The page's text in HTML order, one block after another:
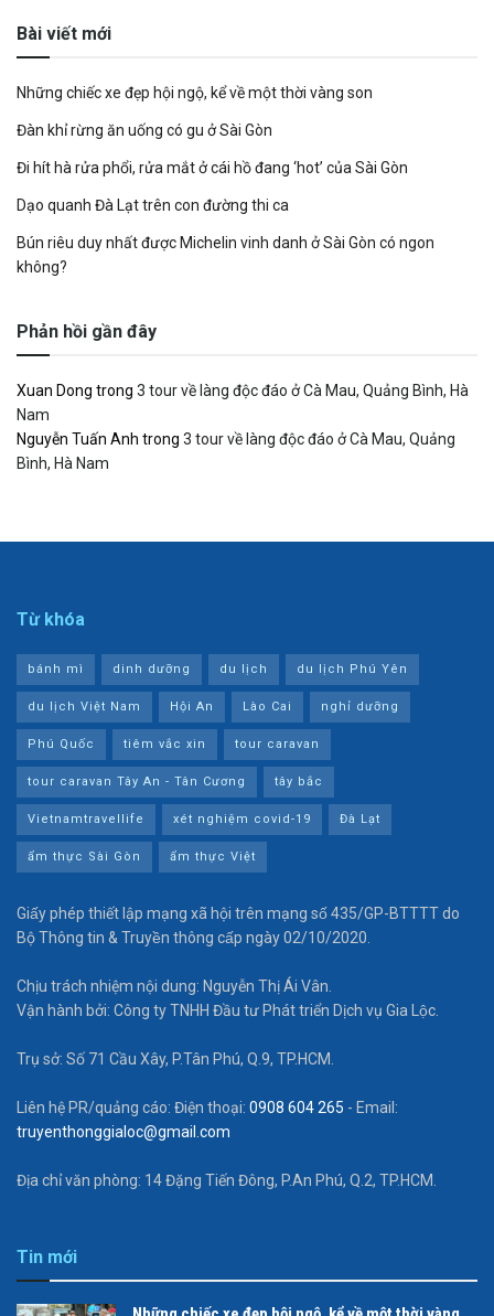
Bài viết mới
Những chiếc xe đẹp hội ngộ, kể về một thời vàng son
Đàn khỉ rừng ăn uống có gu ở Sài Gòn
Đi hít hà rửa phổi, rửa mắt ở cái hồ đang ‘hot’ của Sài Gòn
Dạo quanh Đà Lạt trên con đường thi ca
Bún riêu duy nhất được Michelin vinh danh ở Sài Gòn có ngon
không?
Phản hồi gần đây
Xuan Dong trong 3 tour về làng độc đáo ở Cà Mau, Quảng Bình, Hà
Nam
Nguyễn Tuấn Anh trong 3 tour về làng độc đáo ở Cà Mau, Quảng
Bình, Hà Nam
Từ khóa
bánh mì dinh dưỡng du lịch du lịch Phú Yên
du lịch Việt Nam Hội An Lào Cai nghỉ dưỡng
Phú Quốc tiêm vắc xin tour caravan
tour caravan Tây An - Tân Cương tây bắc
Vietnamtravellife xét nghiệm covid-19 Đà Lạt
ẩm thực Sài Gòn ẩm thực Việt
Giấy phép thiết lập mạng xã hội trên mạng số 435/GP-BTTTT do
Bộ Thông tin & Truyền thông cấp ngày 02/10/2020.
Chịu trách nhiệm nội dung: Nguyễn Thị Ái Vân.
Vận hành bởi: Công ty TNHH Đầu tư Phát triển Dịch vụ Gia Lộc.
Trụ sở: Số 71 Cầu Xây, P.Tân Phú, Q.9, TP.HCM.
Liên hệ PR/quảng cáo: Điện thoại: 0908 604 265 - Email:
truyenthonggialoc@gmail.com
Địa chỉ văn phòng: 14 Đặng Tiến Đông, P.An Phú, Q.2, TP.HCM.
Tin mới